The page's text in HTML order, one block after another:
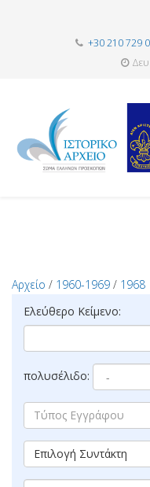
+30 210 729
Αρχείο / 1960-1969 / 1968
Ελεύθερο Κείμενο:
πολυσέλιδο:
Τύπος Εγγράφου
Επιλογή Συντάκτη